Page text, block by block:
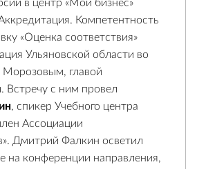
в центр «Мой бизнес»
Компетентность
«Оценка соответствия»
Ульяновской области во
Морозовым, главой
Встречу с ним провел
, спикер Учебного центра
Ассоциации
Дмитрий Фалкин осветил
на конференции направления,